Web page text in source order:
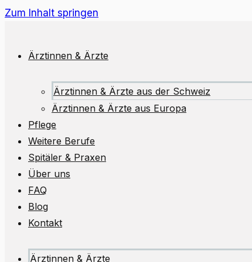
Zum Inhalt springen
Ärztinnen & Ärzte
Ärztinnen & Ärzte aus der Schweiz
Ärztinnen & Ärzte aus Europa
Pflege
Weitere Berufe
Spitäler & Praxen
Über uns
FAQ
Blog
Kontakt
Ärztinnen & Ärzte